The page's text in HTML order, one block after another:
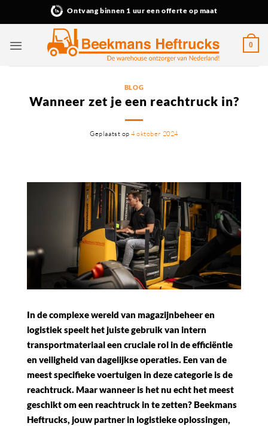
Ontvang binnen 1 uur een offerte op maat
0
BLOG
Wanneer zet je een reachtruck in?
Geplaatst op4 oktober 2024
In de complexe wereld van magazijnbeheer en
logistiek speelt het juiste gebruik van intern
transportmateriaal een cruciale rol in de efficiëntie
en veiligheid van dagelijkse operaties. Een van de
meest specifieke voertuigen in deze categorie is de
reachtruck. Maar wanneer is het nu echt het meest
geschikt om een reachtruck in te zetten? Beekmans
Heftrucks, jouw partner in logistieke oplossingen,